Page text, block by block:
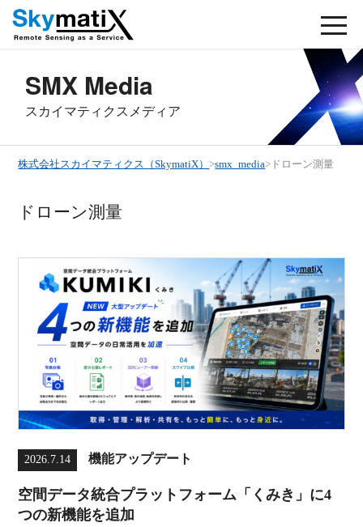
SMX Media
スカイマティクスメディア
株式会社スカイマティクス（SkymatiX）>smx_media> ドローン測量
ドローン測量
2026.7.14 機能アップデート
空間データ統合プラットフォーム「くみき」に4
つの新機能を追加